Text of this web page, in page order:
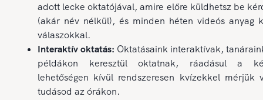
adott lecke oktatójával, amire előre küldhetsz be
(akár név nélkül), és minden héten videós anyag
válaszokkal.
Interaktív oktatás: Oktatásaink interaktívak,
példákon keresztül oktatnak, ráadásul a
lehetőségen kívül rendszeresen kvízekkel mérjük
tudásod az órákon.